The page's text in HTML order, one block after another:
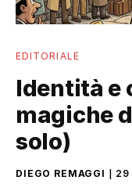
EDITORIALE
Identità e
magiche
solo)
DIEGO REMAGGI 29